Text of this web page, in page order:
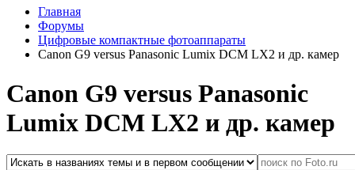
Главная
Форумы
Цифровые компактные фотоаппараты
Canon G9 versus Panasonic Lumix DCM LX2 и др. камер
Canon G9 versus Panasonic
Lumix DCM LX2 и др. камер